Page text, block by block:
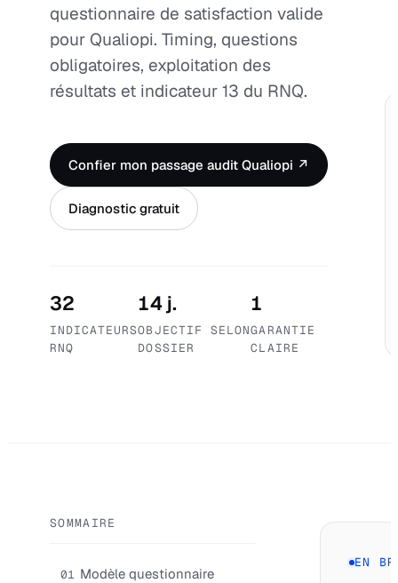
questionnaire de satisfaction valide
pour Qualiopi. Timing, questions
obligatoires, exploitation des
résultats et indicateur 13 du RNQ.
Confier mon passage audit Qualiopi ↗
Diagnostic gratuit
32
INDICATEURS
RNQ
14 j.
OBJECTIF SELON
DOSSIER
1
GARANTIE
CLAIRE
SOMMAIRE
01 Modèle questionnaire
EN